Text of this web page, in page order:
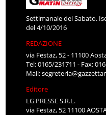
Settimanale del Sabato.
del 4/10/2016
REDAZIONE
via Festaz, 52 - 11100
Tel: 0165/231711 - Fax:
Mail:
Editore
LG PRESSE S.R.L.
via Festaz, 52 11100